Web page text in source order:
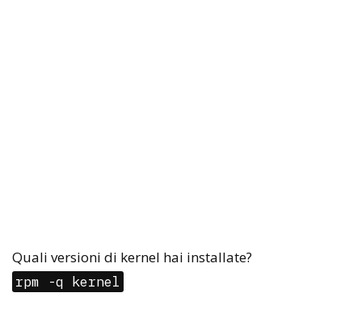
Quali versioni di kernel hai installate?
rpm -q kernel